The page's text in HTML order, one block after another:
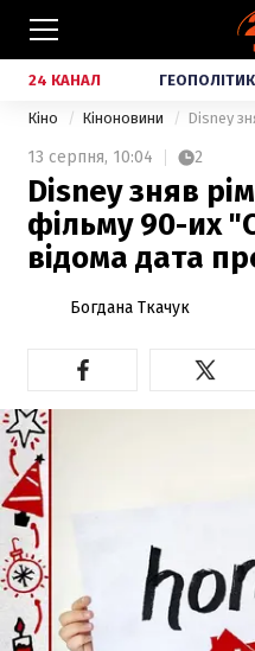
24 КАНАЛ
Кіно Кіноновини
13 серпня, 10:04 2
Disney зняв
фільму 90-их
відома дата
Богдана Ткачук